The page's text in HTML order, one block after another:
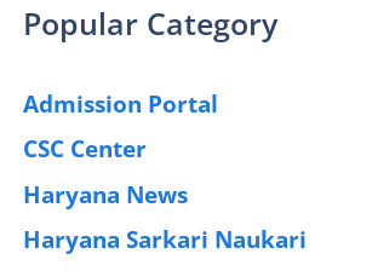
Popular Category
Admission Portal
CSC Center
Haryana News
Haryana Sarkari Naukari